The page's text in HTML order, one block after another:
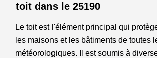
toit dans le 25190
Le toit est l'élément principal qui
les maisons et les bâtiments de toutes
météorologiques. Il est soumis à